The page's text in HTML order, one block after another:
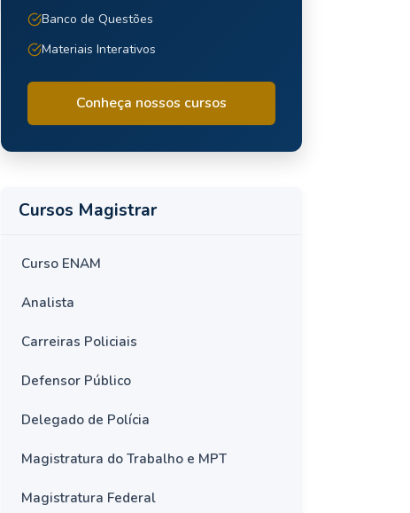
Banco de Questões
Materiais Interativos
Conheça nossos cursos
Cursos Magistrar
Curso ENAM
Analista
Carreiras Policiais
Defensor Público
Delegado de Polícia
Magistratura do Trabalho e MPT
Magistratura Federal